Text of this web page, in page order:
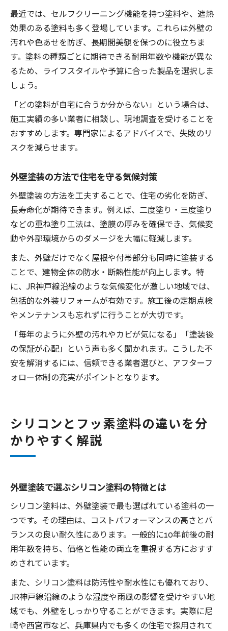
最近では、セルフクリーニング機能を持つ塗料や、遮熱
効果のある塗料も多く登場しています。これらは外壁の
汚れや色あせを防ぎ、長期間美観を保つのに役立ちま
す。塗料の種類ごとに期待できる耐用年数や機能が異な
るため、ライフスタイルや予算に合った製品を選択しま
しょう。
「どの塗料が自宅に合うか分からない」という場合は、
施工実績の多い業者に相談し、現地調査を受けることを
おすすめします。専門家によるアドバイスで、失敗のリ
スクを減らせます。
外壁塗装の方法で住宅を守る気候対策
外壁塗装の方法を工夫することで、住宅の劣化を防ぎ、
長寿命化が期待できます。例えば、二度塗り・三度塗り
などの重ね塗り工法は、塗膜の厚みを確保でき、気候変
動や外部環境からのダメージを大幅に軽減します。
また、外壁だけでなく屋根や付帯部分も同時に塗装する
ことで、建物全体の防水・断熱性能が向上します。特
に、JR神戸線沿線のような気候変化が激しい地域では、
包括的な外装リフォームが有効です。施工後の定期点検
やメンテナンスも忘れずに行うことが大切です。
「毎年のように外壁の汚れやカビが気になる」「塗装後
の保証が心配」という声も多く聞かれます。こうした不
安を解消するには、信頼できる業者選びと、アフターフ
ォロー体制の充実がポイントとなります。
シリコンとフッ素塗料の違いを分
かりやすく解説
外壁塗装で選ぶシリコン塗料の特徴とは
シリコン塗料は、外壁塗装で最も選ばれている塗料の一
つです。その理由は、コストパフォーマンスの高さとバ
ランスの良い耐久性にあります。一般的に10年前後の耐
用年数を持ち、価格と性能の両立を重視する方におすす
めされています。
また、シリコン塗料は防汚性や耐水性にも優れており、
JR神戸線沿線のような湿度や雨風の影響を受けやすい地
域でも、外壁をしっかり守ることができます。実際に尼
崎や西宮市など、兵庫県内でも多くの住宅で採用されて